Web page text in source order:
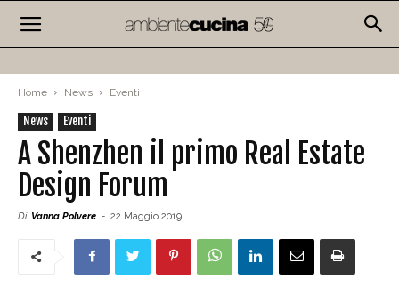
Home News Eventi
News Eventi
A Shenzhen il primo Real Estate
Design Forum
Di Vanna Polvere - 22 Maggio 2019